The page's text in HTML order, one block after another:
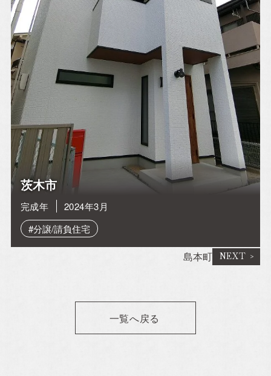
アルホームサービス
のXです。
[@alhome2001]
Simplenoteの
インスタグラムです。
[simplenote ibaraki
takatsuki]
アルホームサービスの
インスタグラムです。
[alhomeservice inc]
アルホームサービスの
公式LINEです。
[@030gfzbj]
茨木市
完成年
2024年3月
#分譲/請負住宅
島本町
一覧へ戻る